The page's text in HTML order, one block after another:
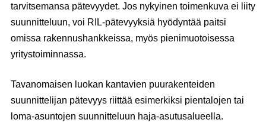
tarvitsemansa pätevyydet. Jos nykyinen toimenkuva ei liity
suunnitteluun, voi RIL-pätevyyksiä hyödyntää paitsi
omissa rakennushankkeissa, myös pienimuotoisessa
yritystoiminnassa.
Tavanomaisen luokan kantavien puurakenteiden
suunnittelijan pätevyys riittää esimerkiksi pientalojen tai
loma-asuntojen suunnitteluun haja-asutusalueella.